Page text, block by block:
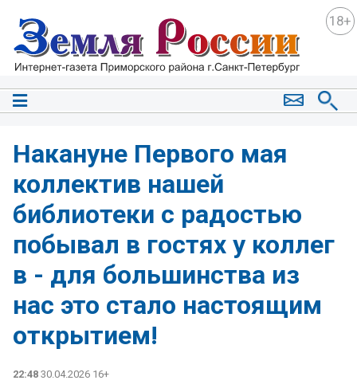
18+
Накануне Первого мая
коллектив нашей
библиотеки с радостью
побывал в гостях у коллег
в - для большинства из
нас это стало настоящим
открытием!
22:48 30.04.2026 16+